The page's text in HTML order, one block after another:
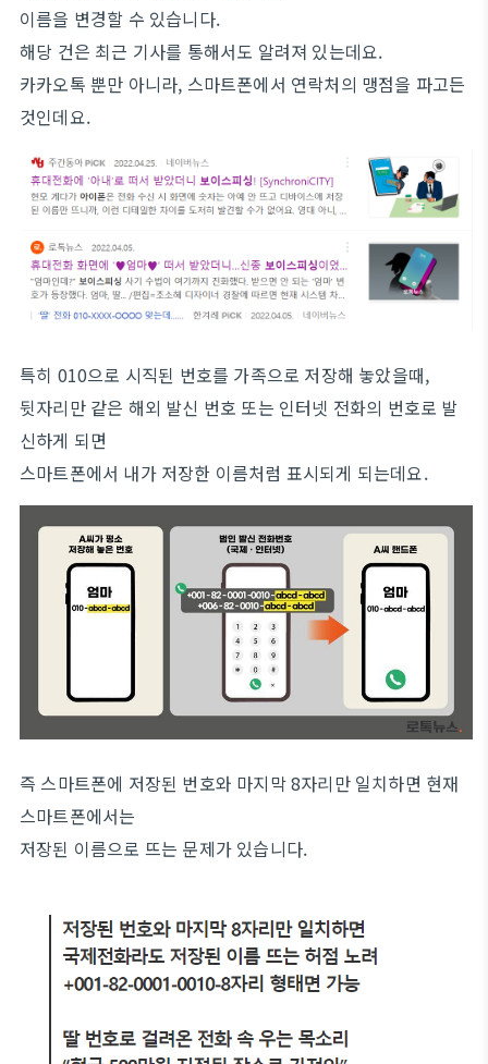
이름을 변경할 수 있습니다.
해당 건은 최근 기사를 통해서도 알려져 있는데요.
카카오톡 뿐만 아니라, 스마트폰에서 연락처의 맹점을 파고든
것인데요.
특히 010으로 시직된 번호를 가족으로 저장해 놓았을때,
뒷자리만 같은 해외 발신 번호 또는 인터넷 전화의 번호로 발
신하게 되면
스마트폰에서 내가 저장한 이름처럼 표시되게 되는데요.
즉 스마트폰에 저장된 번호와 마지막 8자리만 일치하면 현재
스마트폰에서는
저장된 이름으로 뜨는 문제가 있습니다.